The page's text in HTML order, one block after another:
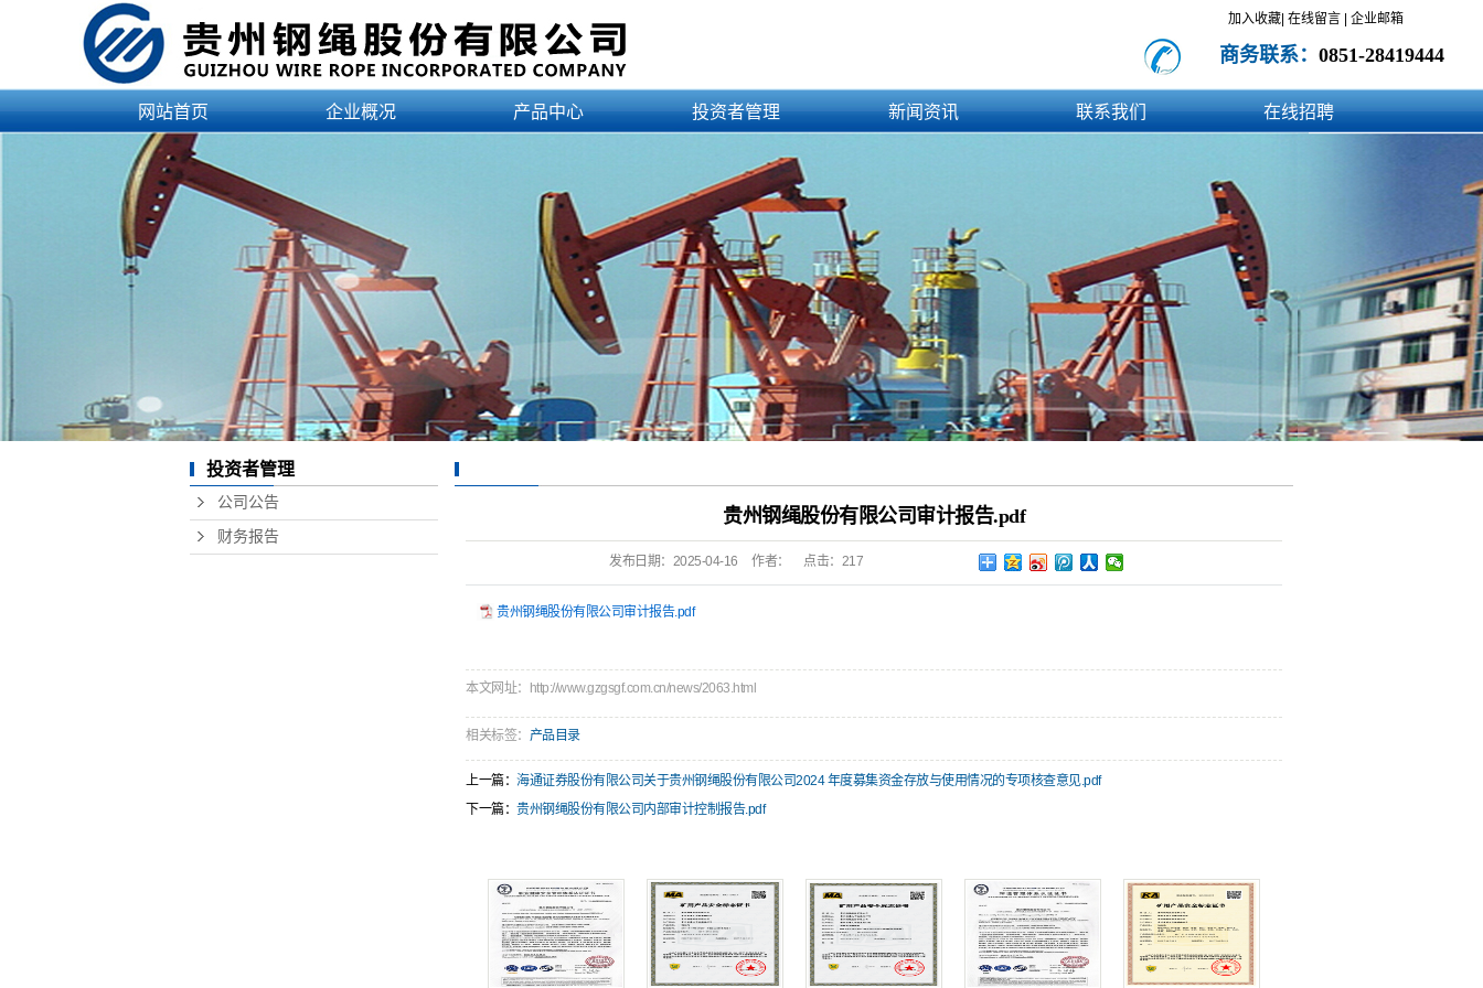
加入收藏| 在线留言 企业邮箱
商务联系： 0851-28419444
网站首页 企业概况
领导介绍
治理结构
文化理念
发展历程
企业荣誉
产品中心
应用范例
认证证书
投资者管理
公司公告
财务报告
新闻资讯
行业新闻
联系我们 在线招聘
投资者管理
公司公告
财务报告
贵州钢绳股份有限公司审计报告.pdf
发布日期： 2025-04-16 作者： 点击： 217
贵州钢绳股份有限公司审计报告.pdf
本文网址：http://www.gzgsgf.com.cn/news/2063.html
相关标签： 产品目录
上一篇： 海通证券股份有限公司关于贵州钢绳股份有限公司2024 年度募集资金存放与使用情况的专项核查意见.pdf
下一篇： 贵州钢绳股份有限公司内部审计控制报告.pdf